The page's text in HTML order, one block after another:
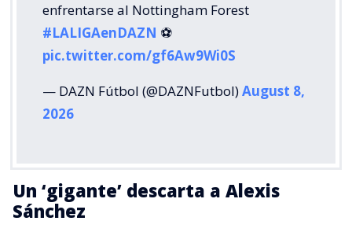
enfrentarse al Nottingham Forest
#LALIGAenDAZN ⚽️
pic.twitter.com/gf6Aw9Wi0S
— DAZN Fútbol (@DAZNFutbol)August 8,
2026
Un ‘gigante’ descarta a Alexis
Sánchez